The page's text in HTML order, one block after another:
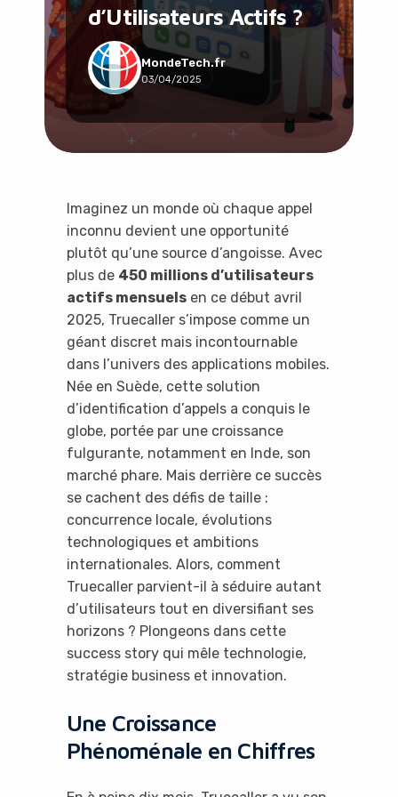
d’Utilisateurs Actifs ?
MondeTech.fr
03/04/2025
Imaginez un monde où chaque appel
inconnu devient une opportunité
plutôt qu’une source d’angoisse. Avec
plus de 450 millions d’utilisateurs
actifs mensuelsen ce début avril
2025, Truecaller s’impose comme un
géant discret mais incontournable
dans l’univers des applications mobiles.
Née en Suède, cette solution
d’identification d’appels a conquis le
globe, portée par une croissance
fulgurante, notamment en Inde, son
marché phare. Mais derrière ce succès
se cachent des défis de taille :
concurrence locale, évolutions
technologiques et ambitions
internationales. Alors, comment
Truecaller parvient-il à séduire autant
d’utilisateurs tout en diversifiant ses
horizons ? Plongeons dans cette
success story qui mêle technologie,
stratégie business et innovation.
Une Croissance
Phénoménale en Chiffres
Social & Communauté
Tech & Développement
Travail & Productivité
Voyage